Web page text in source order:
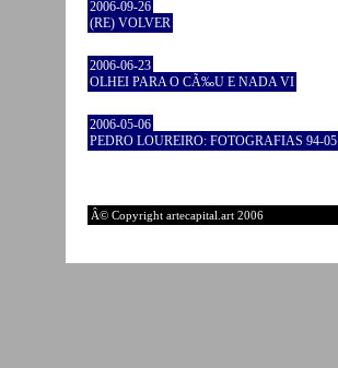
2006-09-26
(RE) VOLVER
2006-06-23
OLHEI PARA O CÃ‰U E NADA VI
2006-05-06
PEDRO LOUREIRO: FOTOGRAFIAS 94-05
Â© Copyright artecapital.art 2006